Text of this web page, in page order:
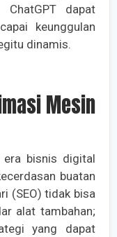
ChatGPT dapat
keunggulan
dinamis.
era bisnis digital
buatan
(SEO) tidak bisa
alat tambahan;
yang dapat